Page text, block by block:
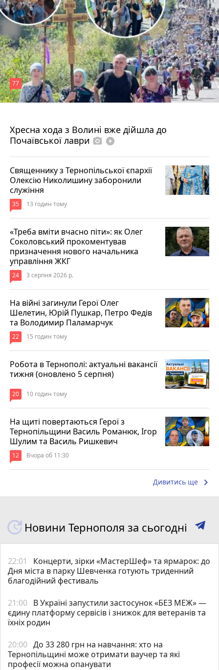
Хресна хода з Волині вже дійшла до
Почаївської лаври photo_camera play_circle_filled
77
Священнику з Тернопільської єпархії
Олексію Николишину заборонили
служіння
35 13 годин тому
«Треба вміти вчасно піти»: як Олег
Соколовський прокоментував
призначення нового начальника
управління ЖКГ
24 3 серпня 2026 р.
На війні загинули Герої Олег
Шелетин, Юрій Пушкар, Петро Федів
та Володимир Паламарчук
22 15 годин тому
Робота в Тернополі: актуальні вакансії
тижня (оновлено 5 серпня)
20 10 годин тому
На щиті повертаються Герої з
Тернопільщини Василь Романюк, Ігор
Шулим та Василь Ришкевич
12 Вчора об 11:30
Дивитись ще keyboard_arrow_right
Новини Тернополя за сьогодні
22:01
Концерти, зірки «МастерШеф» та ярмарок: до
Дня міста в парку Шевченка готують триденний
благодійний фестиваль
21:00 В Україні запустили застосунок «БЕЗ МЕЖ» —
єдину платформу сервісів і знижок для ветеранів та
їхніх родин
20:00 До 33 280 грн на навчання: хто на
Тернопільщині може отримати ваучер та які
професії можна опанувати